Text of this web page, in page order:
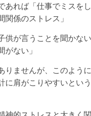
あれば「仕事でミスを
係のストレス」
供が言うことを聞かな
ない」
りませんが、このよう
に肩がこりやすいとい